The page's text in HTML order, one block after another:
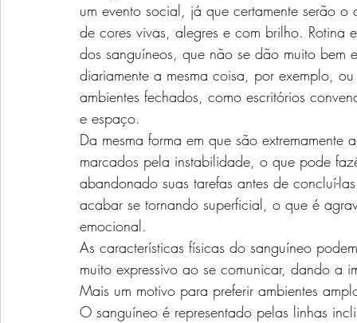
um evento social, já que certamente serão
de cores vivas, alegres e com brilho. Rotina
dos sanguíneos, que não se dão muito bem
diariamente a mesma coisa, por exemplo,
ambientes fechados, como escritórios
e espaço.
Da mesma forma em que são
marcados pela instabilidade, o que pode
abandonado suas tarefas antes de concluí-
acabar se tornando superficial, o que é
emocional.
As características físicas do sanguíneo
muito expressivo ao se comunicar, dando a
Mais um motivo para preferir ambientes
O sanguíneo é representado pelas linhas